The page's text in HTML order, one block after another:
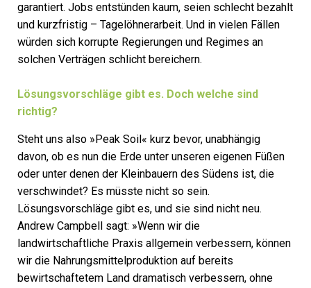
garantiert. Jobs entstünden kaum, seien schlecht bezahlt
und kurzfristig – Tagelöhnerarbeit. Und in vielen Fällen
würden sich korrupte Regierungen und Regimes an
solchen Verträgen schlicht bereichern.
Lösungsvorschläge gibt es. Doch welche sind
richtig?
Steht uns also »Peak Soil« kurz bevor, unabhängig
davon, ob es nun die Erde unter unseren eigenen Füßen
oder unter denen der Kleinbauern des Südens ist, die
verschwindet? Es müsste nicht so sein.
Lösungsvorschläge gibt es, und sie sind nicht neu.
Andrew Campbell sagt: »Wenn wir die
landwirtschaftliche Praxis allgemein verbessern, können
wir die Nahrungsmittelproduktion auf bereits
bewirtschaftetem Land dramatisch verbessern, ohne